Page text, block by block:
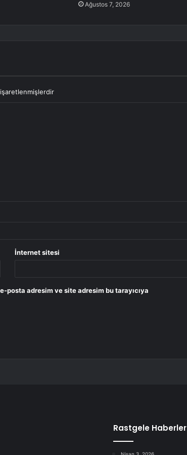
Ağustos 7, 2026
İnternet sitesi
posta adresim ve site adresim bu tarayıcıya
Rastgele Haberler